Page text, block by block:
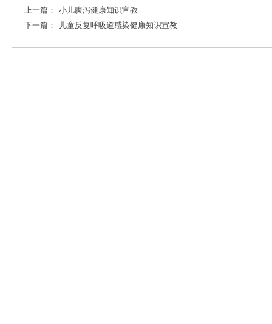
上一篇：
小儿腹泻健康知识宣教
下一篇：
儿童反复呼吸道感染健康知识宣教